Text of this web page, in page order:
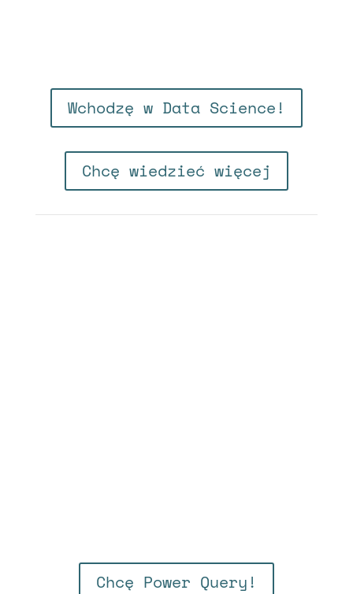
Wchodzę w Data Science!
Chcę wiedzieć więcej
Chcę Power Query!